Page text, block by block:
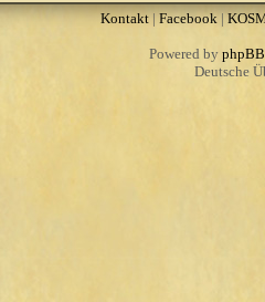
Kontakt| Facebook|
Powered by phpBB
Deutsche